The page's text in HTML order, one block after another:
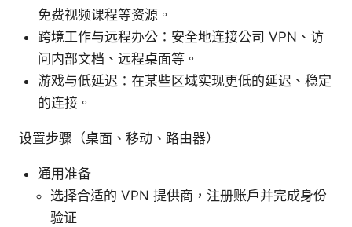
免费视频课程等资源。
跨境工作与远程办公：安全地连接公司 VPN、访
问内部文档、远程桌面等。
游戏与低延迟：在某些区域实现更低的延迟、稳定
的连接。
设置步骤（桌面、移动、路由器）
通用准备
选择合适的 VPN 提供商，注册账户并完成身份
验证